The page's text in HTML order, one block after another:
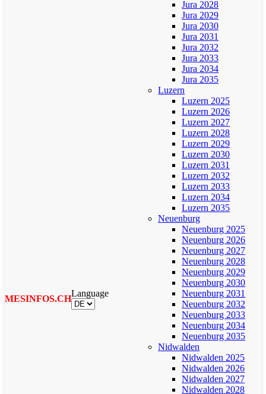
MESINFOS.CH
Language
Jura 2028
Jura 2029
Jura 2030
Jura 2031
Jura 2032
Jura 2033
Jura 2034
Jura 2035
Luzern
Luzern 2025
Luzern 2026
Luzern 2027
Luzern 2028
Luzern 2029
Luzern 2030
Luzern 2031
Luzern 2032
Luzern 2033
Luzern 2034
Luzern 2035
Neuenburg
Neuenburg 2025
Neuenburg 2026
Neuenburg 2027
Neuenburg 2028
Neuenburg 2029
Neuenburg 2030
Neuenburg 2031
Neuenburg 2032
Neuenburg 2033
Neuenburg 2034
Neuenburg 2035
Nidwalden
Nidwalden 2025
Nidwalden 2026
Nidwalden 2027
Nidwalden 2028